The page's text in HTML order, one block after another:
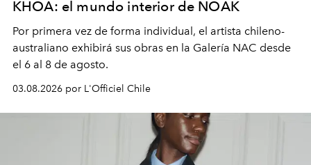
KHOA: el mundo interior de NOAK
Por primera vez de forma individual, el artista chileno-
australiano exhibirá sus obras en la Galería NAC desde
el 6 al 8 de agosto.
03.08.2026 por L'Officiel Chile